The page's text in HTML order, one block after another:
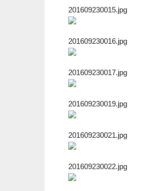
201609230015.jpg
201609230016.jpg
201609230017.jpg
201609230019.jpg
201609230021.jpg
201609230022.jpg